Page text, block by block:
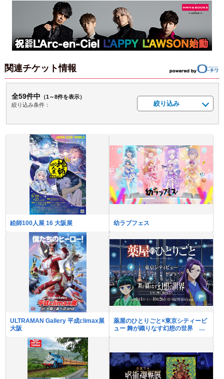
関連チケット情報
全59件中 （1～8件を表示）
絞り込み条件：
絞り込み
絵師100人展 16 大阪展 幼ラブフェス
ULTRAMAN Gallery 平成climax展
大阪
薬屋のひとりごと×東京シティービ
ュー 舞が織りなす幻想の世界 ―